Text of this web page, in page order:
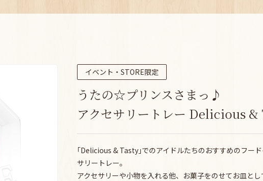
イベント・STORE限定
うたの☆プリンスさまっ♪
アクセサリートレー Delicious &
｢Delicious & Tasty｣でのアイドルたちのおすすめのフー
サリートレー。
アクセサリーや小物を入れる他、お菓子をのせてお皿とし